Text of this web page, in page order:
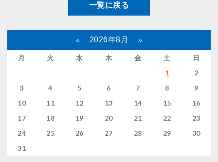
一覧に戻る
« 2026年8月 »
月 火 水 木 金 土
日
1
2
3
4 5 6 7 8
9
10
11 12 13 14 15
16
17
18 19 20 21 22
23
24
25 26 27 28 29
30
31